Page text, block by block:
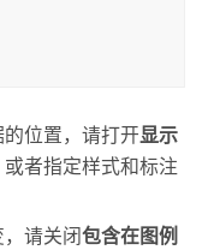
位置，请打开显示
者指定样式和标注
请关闭包含在图例